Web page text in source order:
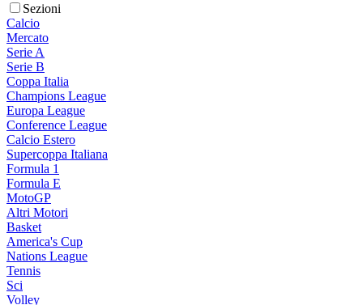
Sezioni
Calcio
Mercato
Serie A
Serie B
Coppa Italia
Champions League
Europa League
Conference League
Calcio Estero
Supercoppa Italiana
Formula 1
Formula E
MotoGP
Altri Motori
Basket
America's Cup
Nations League
Tennis
Sci
Volley